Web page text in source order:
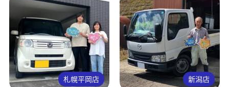
札幌平岡店 新潟店